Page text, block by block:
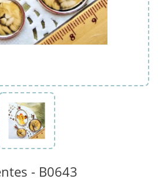
- B0643